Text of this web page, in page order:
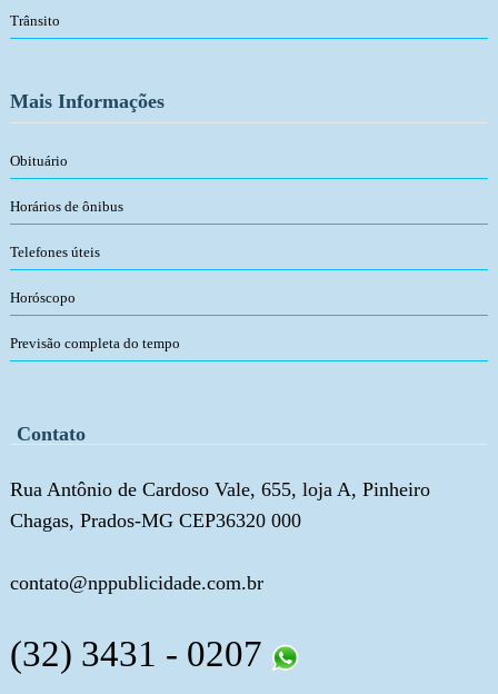
Trânsito
Mais Informações
Obituário
Horários de ônibus
Telefones úteis
Horóscopo
Previsão completa do tempo
Contato
Rua Antônio de Cardoso Vale, 655, loja A, Pinheiro
Chagas, Prados-MG CEP36320 000
contato@nppublicidade.com.br
(32) 3431 - 0207